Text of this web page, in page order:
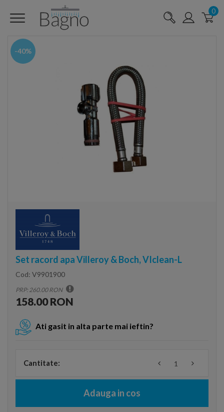
0
-40%
Set racord apa Villeroy & Boch, VIclean-L
Cod: V9901900
PRP: 260.00 RON
158.00 RON
Ati gasit in alta parte mai ieftin?
Cantitate:
Adauga in cos